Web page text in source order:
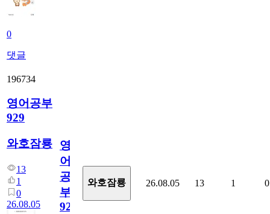
0
댓글
196734
영어공부
929
와호잠룡
13
1
0
26.08.05
영
어
공
부
929
와호잠룡 26.08.05 13 1 0